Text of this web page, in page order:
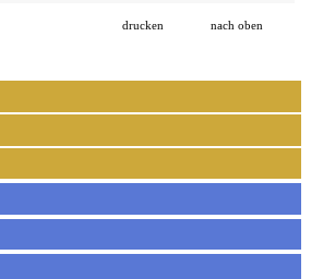
drucken nach oben